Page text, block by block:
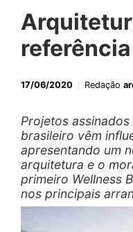
17/06/2020 Redação
Projetos
brasileiro vêm
apresentando um
arquitetura e o
primeiro Wellness
nos principais